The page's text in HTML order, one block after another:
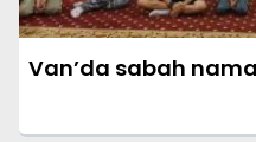
Van’da sabah